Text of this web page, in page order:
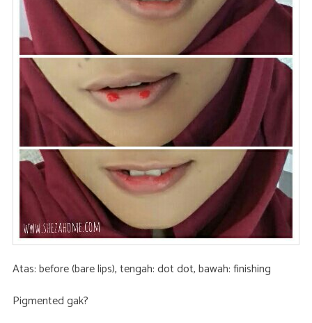
Atas: before (bare lips), tengah: dot dot, bawah: finishing
Pigmented gak?